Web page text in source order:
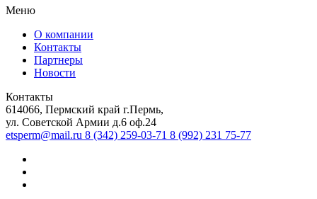
Меню
О компании
Контакты
Партнеры
Новости
Контакты
614066, Пермский край г.Пермь,
ул. Советской Армии д.6 оф.24
etsperm@mail.ru 8 (342) 259-03-71 8 (992) 231 75-77